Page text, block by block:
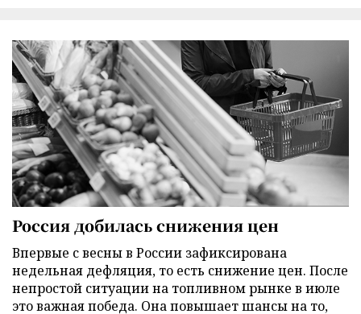
Россия добилась снижения цен
Впервые с весны в России зафиксирована
недельная дефляция, то есть снижение цен. После
непростой ситуации на топливном рынке в июле
это важная победа. Она повышает шансы на то,